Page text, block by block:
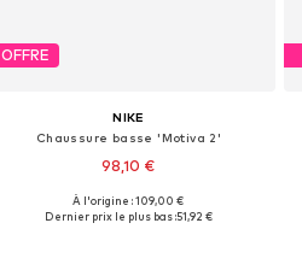
OFFRE
NIKE
Chaussure basse 'Motiva 2'
98,10 €
Tailles disponibles: 38, 38,5, 39, 40
À l'origine : 109,00 €
Dernier prix le plus bas :51,92 €